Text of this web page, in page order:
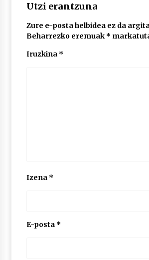
Utzi erantzuna
Zure e-posta helbidea ez da
Beharrezko eremuak *
Iruzkina *
Izena *
E-posta *